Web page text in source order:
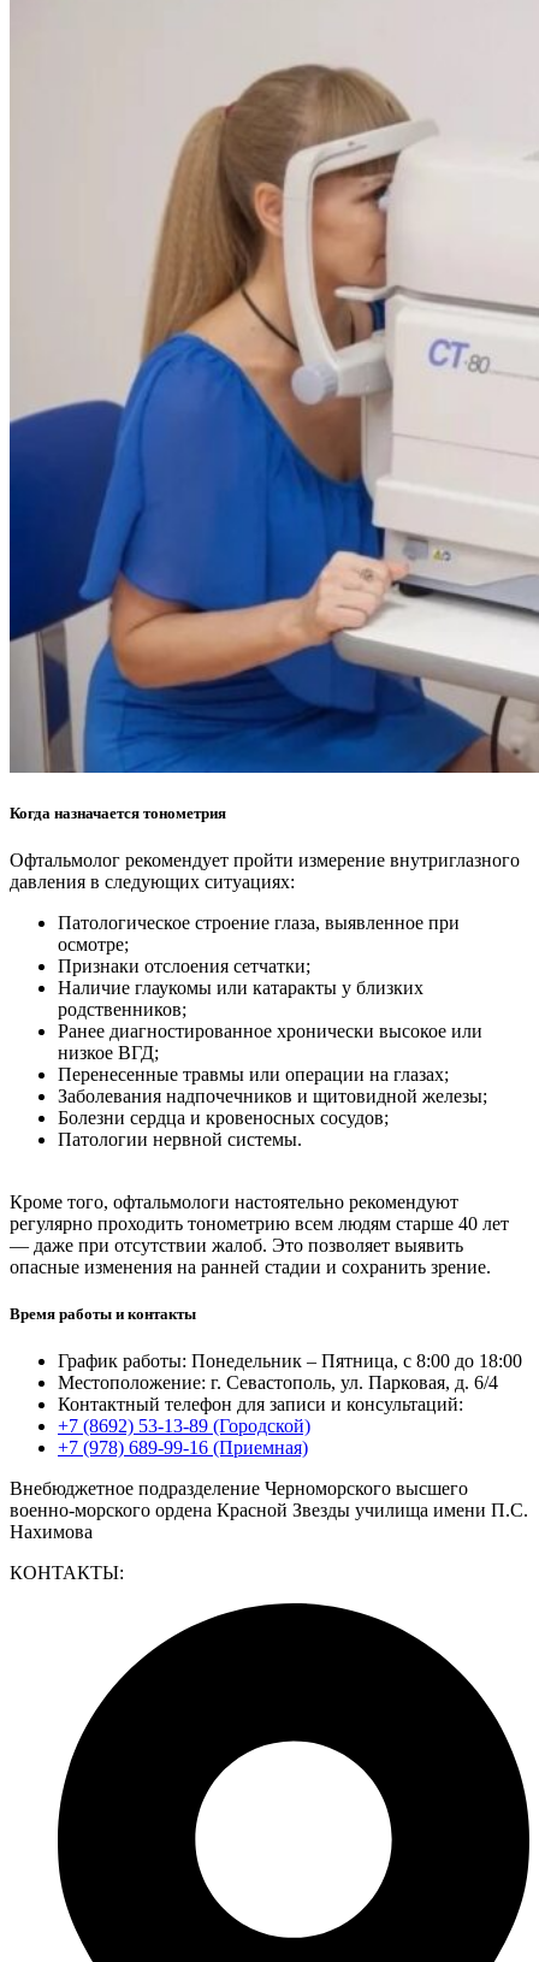
Когда назначается тонометрия
Офтальмолог рекомендует пройти измерение внутриглазного
давления в следующих ситуациях:
Патологическое строение глаза, выявленное при
осмотре;
Признаки отслоения сетчатки;
Наличие глаукомы или катаракты у близких
родственников;
Ранее диагностированное хронически высокое или
низкое ВГД;
Перенесенные травмы или операции на глазах;
Заболевания надпочечников и щитовидной железы;
Болезни сердца и кровеносных сосудов;
Патологии нервной системы.
Кроме того, офтальмологи настоятельно рекомендуют
регулярно проходить тонометрию всем людям старше 40 лет
— даже при отсутствии жалоб. Это позволяет выявить
опасные изменения на ранней стадии и сохранить зрение.
Время работы и контакты
График работы: Понедельник – Пятница, с 8:00 до 18:00
Местоположение: г. Севастополь, ул. Парковая, д. 6/4
Контактный телефон для записи и консультаций:
+7 (8692) 53-13-89 (Городской)
+7 (978) 689-99-16 (Приемная)
Внебюджетное подразделение Черноморского высшего
военно-морского ордена Красной Звезды училища имени П.С.
Нахимова
КОНТАКТЫ: